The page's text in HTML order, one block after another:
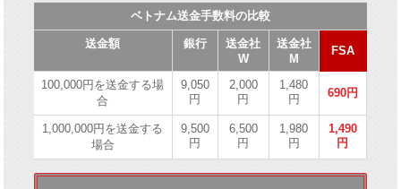
ベトナム送金手数料の比較
送金額 銀行
送金社
W
送金社
M
FSA
100,000円を送金する場
合
9,050
円
2,000
円
1,480
円
690円
1,000,000円を送金する
場合
9,500
円
6,500
円
1,980
円
1,490
円